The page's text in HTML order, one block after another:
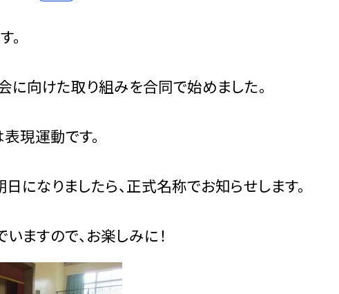
。
に向けた取り組みを合同で始めました。
現運動です。
になりましたら、正式名称でお知らせします。
ますので、お楽しみに！